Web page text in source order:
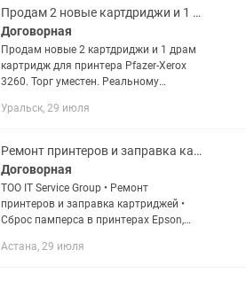
картриджей •...
Продам 2 новые картдриджи и 1 драм картридж для принтера Phaser-Xerox 3260
Договорная
Продам новые 2 картдриджи и 1 драм
картридж для принтера Pfazer-Xerox
3260. Торг уместен. Реальному
при покупке двух картридж — драм
Уральск, 29 июля
Ремонт принтеров и заправка картриджей с выездом
Договорная
ТОО IT Service Group • Ремонт
принтеров и заправка картриджей •
Сброс памперса в принтерах Epson,
Xerox • Заправка картриджей (ч/б,
Астана, 29 июля